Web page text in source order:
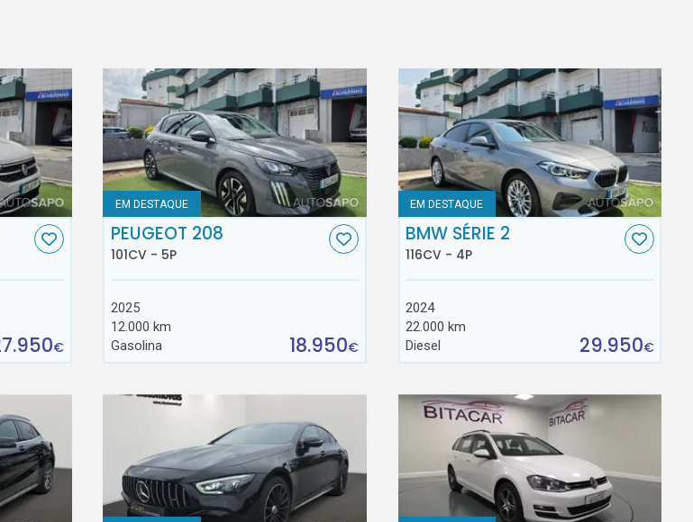
€
EM DESTAQUE
PEUGEOT 208
101CV - 5P
2025
12.000 km
Gasolina
18.950€
EM DESTAQUE
BMW SÉRIE 2
116CV - 4P
2024
22.000 km
Diesel
29.950€